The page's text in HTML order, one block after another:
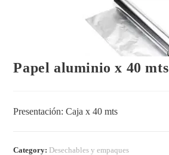
Papel aluminio x 40 mts
Presentación: Caja x 40 mts
Category: Desechables y empaques